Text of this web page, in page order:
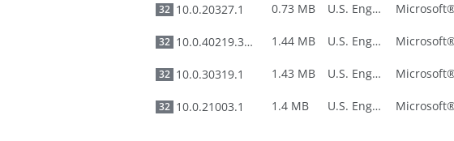
32 10.0.20327.1 0.73 MB U.S. English
32 10.0.40219.325 1.44 MB U.S. English
32 10.0.30319.1 1.43 MB U.S. English
32 10.0.21003.1 1.4 MB U.S. English